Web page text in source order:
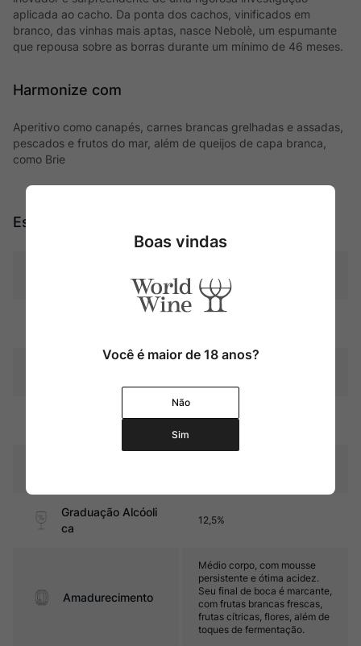
aplicada ao cacho. Da ponta dos cachos, vinificados em
branco, das vinhas mais aptas, nasce Nebolè, um espumante
que repousa sobre as borras durante um mínimo de 46 meses.
Harmonize com
Aperitivo como canapés, carnes brancas grelhadas e assadas,
pescados e frutos do mar, além de queijos de capa branca,
como Brie
Especificações
Piemonte
Graduação Alcóoli
ca
12,5%
Amadurecimento
Médio corpo, com mousse
persistente e ótima acidez.
Seu final de boca é marcante,
com frutas brancas frescas,
frutas cítricas, flores, além de
toques de fermentação.
Boas vindas
Você é maior de 18 anos?
Não
Sim